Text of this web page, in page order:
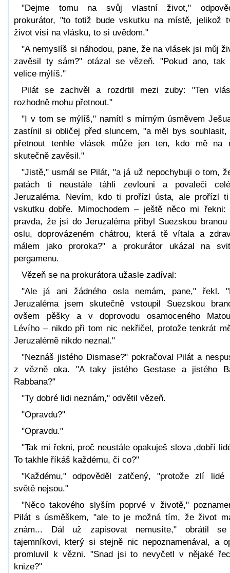
"Dejme tomu na svůj vlastní život,"
prokurátor, "to totiž bude vskutku na místě, jelikož
život visí na vlásku, to si uvědom."
"A nemyslíš si náhodou, pane, že na vlásek jsi můj
zavěsil ty sám?" otázal se vězeň. "Pokud ano, tak
velice mýlíš."
Pilát se zachvěl a rozdrtil mezi zuby: "Ten
rozhodně mohu přetnout."
"I v tom se mýlíš," namítl s mírným úsměvem
zastínil si obličej před sluncem, "a měl bys souhlasit,
přetnout tenhle vlásek může jen ten, kdo mě na
skutečně zavěsil."
"Jistě," usmál se Pilát, "a já už nepochybuji o tom,
patách ti neustále táhli zevlouni a povaleči
Jeruzaléma. Nevím, kdo ti prořízl ústa, ale prořízl
vskutku dobře. Mimochodem – ještě něco mi řekni:
pravda, že jsi do Jeruzaléma přibyl Suezskou branou
oslu, doprovázeném chátrou, která tě vítala a
málem jako proroka?" a prokurátor ukázal na
pergamenu.
Vězeň se na prokurátora užasle zadíval:
"Ale já ani žádného osla nemám, pane," řekl.
Jeruzaléma jsem skutečně vstoupil Suezskou
ovšem pěšky a v doprovodu osamoceného
Lévího – nikdo při tom nic nekřičel, protože tenkrát
Jeruzalémě nikdo neznal."
"Neznáš jistého Dismase?" pokračoval Pilát a
z vězně oka. "A taky jistého Gestase a jistého
Rabbana?"
"Ty dobré lidi neznám," odvětil vězeň.
"Opravdu?"
"Opravdu."
"Tak mi řekni, proč neustále opakuješ slova ,dobří
To takhle říkáš každému, či co?"
"Každému," odpověděl zatčený, "protože zlí lidé
světě nejsou."
"Něco takového slyším poprvé v životě,"
Pilát s úsměškem, "ale to je možná tím, že život
znám... Dál už zapisovat nemusíte," obrátil
tajemníkovi, který si stejně nic nepoznamenával, a
promluvil k vězni. "Snad jsi to nevyčetl v nějaké
knize?"